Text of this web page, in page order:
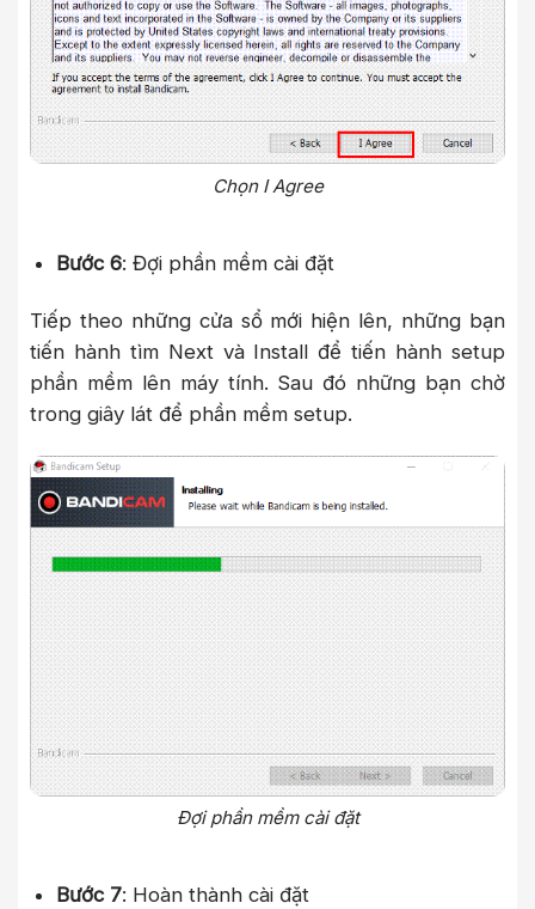
Chọn I Agree
Bước 6: Đợi phần mềm cài đặt
Tiếp theo những cửa sổ mới hiện lên, những bạn
tiến hành tìm Next và Install để tiến hành setup
phần mềm lên máy tính. Sau đó những bạn chờ
trong giây lát để phần mềm setup.
Đợi phần mềm cài đặt
Bước 7: Hoàn thành cài đặt